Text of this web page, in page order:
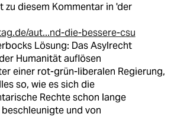
zu diesem Kommentar in 'der
aut...nd-die-bessere-csu
Lösung: Das Asylrecht
Humanität auflösen
einer rot-grün-liberalen Regierung,
so, wie es sich die
Rechte schon lange
und von